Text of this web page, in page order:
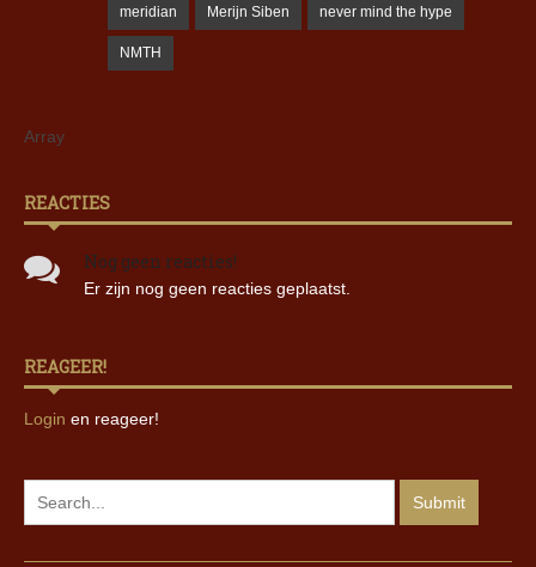
meridian Merijn Siben never mind the hype
NMTH
Array
REACTIES
Nog geen reacties!
Er zijn nog geen reacties geplaatst.
REAGEER!
Login en reageer!